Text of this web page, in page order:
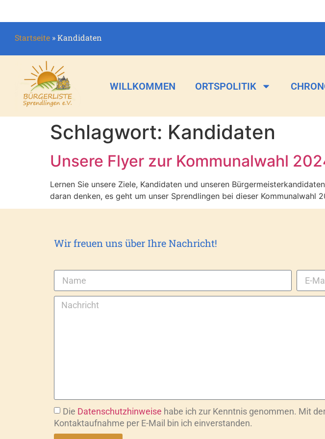
Startseite »Kandidaten
WILLKOMMEN ORTSPOLITIK
Schlagwort: Kandidaten
Unsere Flyer zur Kommunalwahl
Lernen Sie unsere Ziele, Kandidaten und unseren
daran denken, es geht um unser Sprendlingen bei dieser Kommunalwahl
Wir freuen uns über Ihre Nachricht!
Die Datenschutzhinweise habe ich zur Kenntnis genommen. Mit
Kontaktaufnahme per E-Mail bin ich einverstanden.